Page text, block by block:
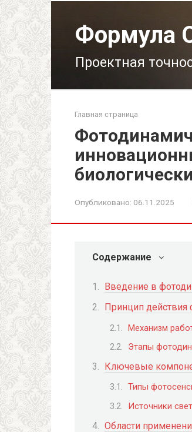
Формула
Проектная
Главная страница
Опубликовано: 06.11.2025
Содержание
Введение в
Принцип действия
Механизм
Этапы
Ключевые
Типы
Источники
Области